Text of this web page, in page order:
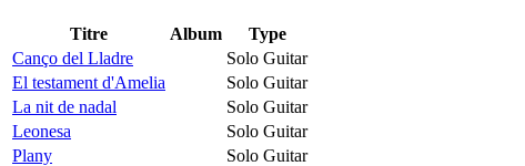
Titre Album
Type
Canço del Lladre
Solo Guitar
El testament d'Amelia
Solo Guitar
La nit de nadal
Solo Guitar
Leonesa
Solo Guitar
Plany
Solo Guitar